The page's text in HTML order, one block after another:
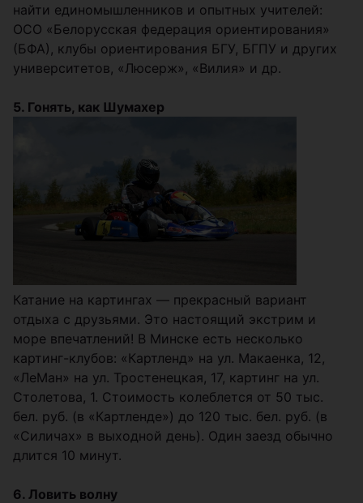
найти единомышленников и опытных учителей:
ОСО «Белорусская федерация ориентирования»
(БФА), клубы ориентирования БГУ, БГПУ и других
университетов, «Люсерж», «Вилия» и др.
5. Гонять, как Шумахер
Катание на картингах — прекрасный вариант
отдыха с друзьями. Это настоящий экстрим и
море впечатлений! В Минске есть несколько
картинг-клубов: «Картленд» на ул. Макаенка, 12,
«ЛеМан» на ул. Тростенецкая, 17, картинг на ул.
Столетова, 1. Стоимость колеблется от 50 тыс.
бел. руб. (в «Картленде») до 120 тыс. бел. руб. (в
«Силичах» в выходной день). Один заезд обычно
длится 10 минут.
6. Ловить волну